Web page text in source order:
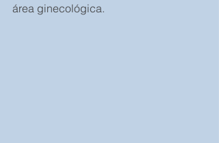
área ginecológica.